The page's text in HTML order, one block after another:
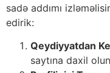
sadə addımı
edirik:
Qeydiyyatdan
saytına daxil